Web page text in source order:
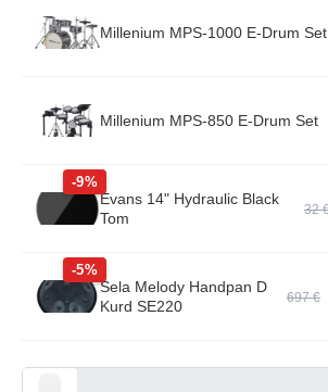
Millenium MPS-1000 E-Drum Set
Millenium MPS-850 E-Drum Set
-9%
Evans 14" Hydraulic Black
Tom
32
-5%
Sela Melody Handpan D
Kurd SE220
697 €